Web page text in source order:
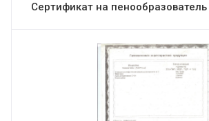
Сертификат на пенообразователь